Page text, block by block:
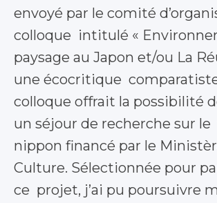
envoyé par le comité
colloque intitulé «
paysage au Japon et/ou La
une écocritique comparatiste
colloque offrait la possibilité
un séjour de recherche sur
nippon financé par le
Culture. Sélectionnée pour
ce projet, j’ai pu poursuivre